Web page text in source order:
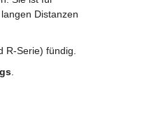
Distanzen
R-Serie) fündig.
.